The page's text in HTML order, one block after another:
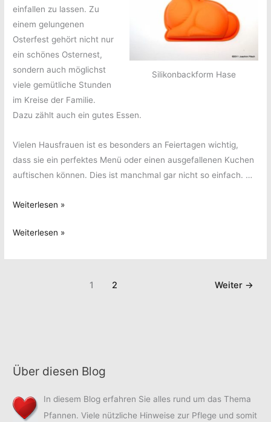
Silikonbackform Hase
einfallen zu lassen. Zu
einem gelungenen
Osterfest gehört nicht nur
ein schönes Osternest,
sondern auch möglichst
viele gemütliche Stunden
im Kreise der Familie.
Dazu zählt auch ein gutes Essen.
Vielen Hausfrauen ist es besonders an Feiertagen wichtig,
dass sie ein perfektes Menü oder einen ausgefallenen Kuchen
auftischen können. Dies ist manchmal gar nicht so einfach. …
Back-
Kochvergnügen
Weiterlesen »
Back-
Weiterlesen »
1 2 Weiter →
Über diesen Blog
In diesem Blog erfahren Sie alles rund um das Thema
Pfannen. Viele nützliche Hinweise zur Pflege und somit